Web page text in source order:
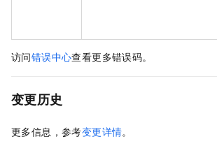
访问错误中心查看更多错误码。
变更历史
更多信息，参考变更详情。